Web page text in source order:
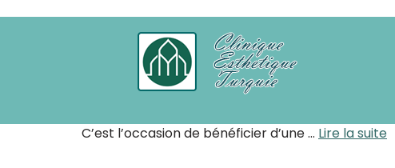
Chirurgie Esthetique Turquie tout compris
Catégorie :Chirurgie Turquie
Choisir unpack Kératopigmentation +
C’est l’occasion de bénéficier d’une … Lire la suite